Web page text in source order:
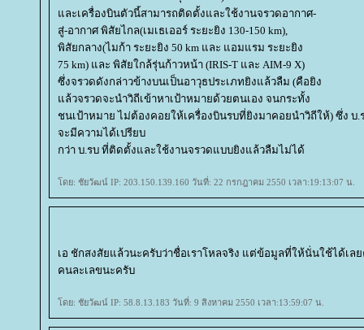
ละเครื่องบินตัวนี้สามารถติดตั้งและใช้งานจรวดอากาศ-
สู่-อากาศ พิสัยไกล(เมเธเออร์ ระยะยิง 130-150 km),
พิสัยกลาง(ไมก้า ระยะยิง 50 km และ แอมแรม ระยะยิง
75 km) และ พิสัยใกล้รุ่นก้าวหน้า (IRIS-T และ AIM-9 X)
ซึ่งจรวดดังกล่าวข้างบนเป็นอาวุธประเภทยิงแล้วลืม (คือยิง
ล้วจรวดจะนำวิถีเข้าหาเป้าหมายด้วยตนเอง จนกระทั้ง
ชนเป้าหมาย ไม่ต้องคอยให้เครื่องบินรบที่ยิงมาคอยนำวิถีให้) ซึ่ง บ
จะมีความได้เปรียบ
กว่า บ.รบ ที่ติดตั้งและใช้งานจรวดแบบยิงแล้วลืมไม่ได้
ดย: ชัยวัฒน์ IP: 203.150.139.160 วันที่: 22 กรกฎาคม 2550 เวลา:19:13:07 น.
เอ ชักสงสัยแล้วนะครับว่าชื่อเราโหลจริง แต่ข้อมูลที่ให้นั่นใช้ได้เล
คนละเลขนะครับ
ดย: ชัยวัฒน์ IP: 58.8.13.183 วันที่: 9 สิงหาคม 2550 เวลา:13:59:07 น.